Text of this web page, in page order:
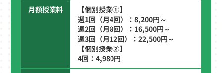
月額授業料
【個別授業①】
週1回（月4回）：8,200円～
週2回（月8回）：16,500円～
週3回（月12回）：22,500円～
【個別授業②】
4回：4,980円